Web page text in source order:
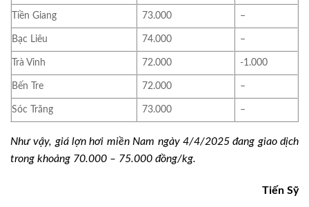
Tiền Giang 73.000 –
Bạc Liêu 74.000 –
Trà Vinh 72.000 -1.000
Bến Tre 72.000 –
Sóc Trăng 73.000 –
Như vậy, giá lợn hơi miền Nam ngày 4/4/2025 đang giao dịch
trong khoảng 70.000 – 75.000 đồng/kg.
Tiến Sỹ